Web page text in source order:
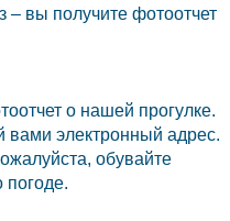
вы получите фотоотчет
о нашей прогулке.
электронный адрес.
обувайте
погоде.